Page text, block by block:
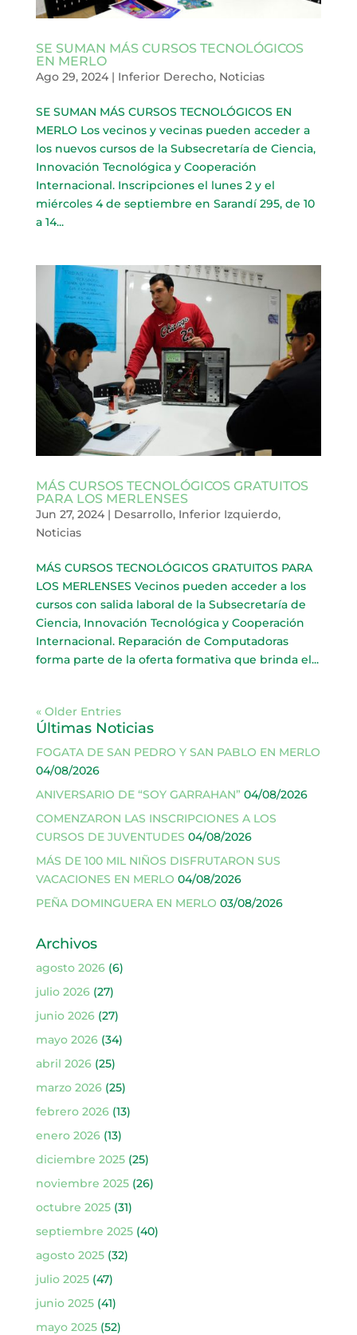
SE SUMAN MÁS CURSOS TECNOLÓGICOS
EN MERLO
Ago 29, 2024| Inferior Derecho, Noticias
SE SUMAN MÁS CURSOS TECNOLÓGICOS EN
MERLO Los vecinos y vecinas pueden acceder a
los nuevos cursos de la Subsecretaría de Ciencia,
Innovación Tecnológica y Cooperación
Internacional. Inscripciones el lunes 2 y el
miércoles 4 de septiembre en Sarandí 295, de 10
a 14...
MÁS CURSOS TECNOLÓGICOS GRATUITOS
PARA LOS MERLENSES
Jun 27, 2024| Desarrollo, Inferior Izquierdo,
Noticias
MÁS CURSOS TECNOLÓGICOS GRATUITOS PARA
LOS MERLENSES Vecinos pueden acceder a los
cursos con salida laboral de la Subsecretaría de
Ciencia, Innovación Tecnológica y Cooperación
Internacional. Reparación de Computadoras
forma parte de la oferta formativa que brinda el...
« Older Entries
Últimas Noticias
FOGATA DE SAN PEDRO Y SAN PABLO EN MERLO
04/08/2026
ANIVERSARIO DE “SOY GARRAHAN” 04/08/2026
COMENZARON LAS INSCRIPCIONES A LOS
CURSOS DE JUVENTUDES 04/08/2026
MÁS DE 100 MIL NIÑOS DISFRUTARON SUS
VACACIONES EN MERLO 04/08/2026
PEÑA DOMINGUERA EN MERLO 03/08/2026
Archivos
agosto 2026(6)
julio 2026(27)
junio 2026(27)
mayo 2026(34)
abril 2026(25)
marzo 2026(25)
febrero 2026(13)
enero 2026(13)
diciembre 2025(25)
noviembre 2025(26)
octubre 2025(31)
septiembre 2025(40)
agosto 2025(32)
julio 2025(47)
junio 2025(41)
mayo 2025(52)